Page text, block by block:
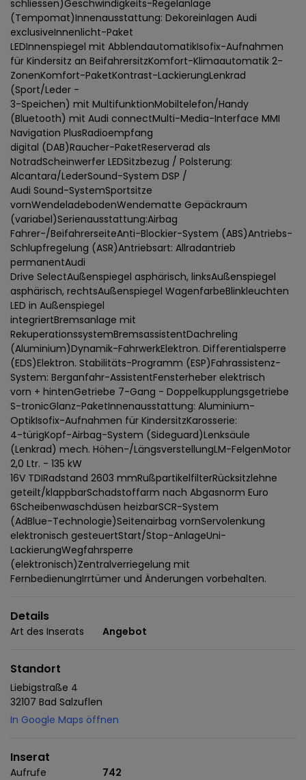
schliessen)Geschwindigkeits-Regelanlage
(Tempomat)Innenausstattung: Dekoreinlagen Audi
exclusiveInnenlicht-Paket
LEDInnenspiegel mit AbblendautomatikIsofix-Aufnahmen
für Kindersitz an BeifahrersitzKomfort-Klimaautomatik 2-
ZonenKomfort-PaketKontrast-LackierungLenkrad
(Sport/Leder -
3-Speichen) mit MultifunktionMobiltelefon/Handy
(Bluetooth) mit Audi connectMulti-Media-Interface MMI
Navigation PlusRadioempfang
digital (DAB)Raucher-PaketReserverad als
NotradScheinwerfer LEDSitzbezug / Polsterung:
Alcantara/LederSound-System DSP /
Audi Sound-SystemSportsitze
vornWendeladebodenWendematte Gepäckraum
(variabel)Serienausstattung:Airbag
Fahrer-/BeifahrerseiteAnti-Blockier-System (ABS)Antriebs-
Schlupfregelung (ASR)Antriebsart: Allradantrieb
permanentAudi
Drive SelectAußenspiegel asphärisch, linksAußenspiegel
asphärisch, rechtsAußenspiegel WagenfarbeBlinkleuchten
LED in Außenspiegel
integriertBremsanlage mit
RekuperationssystemBremsassistentDachreling
(Aluminium)Dynamik-FahrwerkElektron. Differentialsperre
(EDS)Elektron. Stabilitäts-Programm (ESP)Fahrassistenz-
System: Berganfahr-AssistentFensterheber elektrisch
vorn + hintenGetriebe 7-Gang - Doppelkupplungsgetriebe
S-tronicGlanz-PaketInnenausstattung: Aluminium-
OptikIsofix-Aufnahmen für KindersitzKarosserie:
4-türigKopf-Airbag-System (Sideguard)Lenksäule
(Lenkrad) mech. Höhen-/LängsverstellungLM-FelgenMotor
2,0 Ltr. - 135 kW
16V TDIRadstand 2603 mmRußpartikelfilterRücksitzlehne
geteilt/klappbarSchadstoffarm nach Abgasnorm Euro
6Scheibenwaschdüsen heizbarSCR-System
(AdBlue-Technologie)Seitenairbag vornServolenkung
elektronisch gesteuertStart/Stop-AnlageUni-
LackierungWegfahrsperre
(elektronisch)Zentralverriegelung mit
FernbedienungIrrtümer und Änderungen vorbehalten.
Details
Art des Inserats Angebot
Standort
Liebigstraße 4
32107 Bad Salzuflen
In Google Maps öffnen
Inserat
Aufrufe
742